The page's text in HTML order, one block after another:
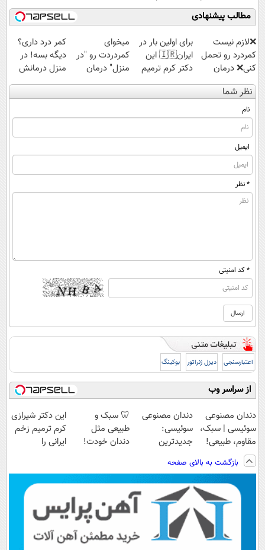
کنید!
مطالب پیشنهادی
❌لازم نیست
کمردرد رو تحمل
کنی❌ درمان
بدون جراحی و
قرص
(پرسشنامه)
برای اولین بار در
ایران🇮🇷 این
دکتر کرم ترمیم
کننده 23 روزه
ساخت!
میخوای
کمردردت رو "در
منزل" درمان
کنی؟ (◂فیلم +
◂پرسش‌نامه)
کمر درد داری؟
دیگه بسه! در
منزل درمانش
کن
(◀پرسش‌نامه)
نظر شما
نام
ایمیل
* نظر
* کد امنیتی
اعتبارسنجی دیزل ژنراتور بوکینگ
از سراسر وب
دندان مصنوعی
سوئیسی | سبک،
مقاوم، طبیعی!
ویزیت
رایگان+پرداخت
اقساطی😍
دندان مصنوعی
سوئیسی:
جدیدترین
سبک و مقاوم |
پرداخت قسطی
🦷 سبک و
طبیعی مثل
دندان خودت!
💳 📍 تهران
این دکتر شیرازی
کرم ترمیم زخم
ایرانی را
بازگشت به بالای صفحه